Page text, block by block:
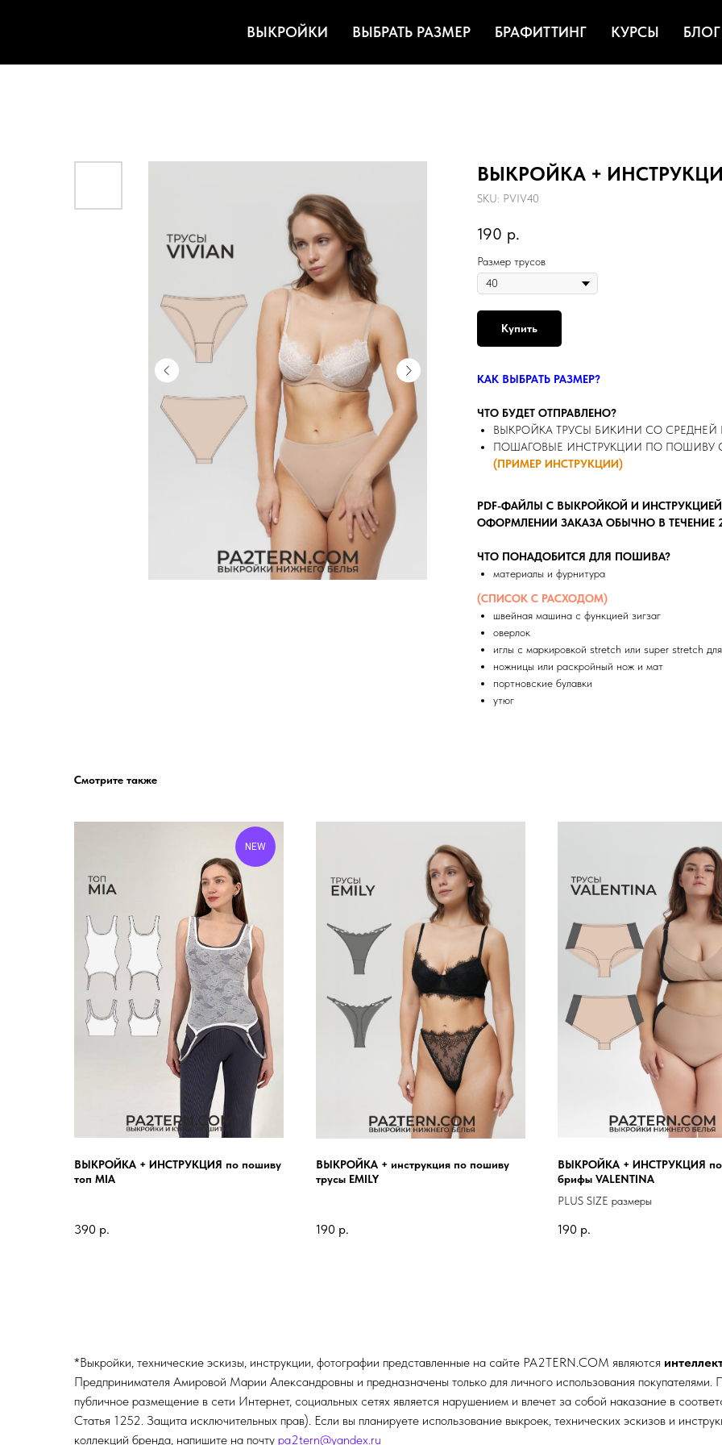
ВЫКРОЙКИ ВЫБРАТЬ РАЗМЕР БРАФИТТИНГ КУРСЫ БЛОГ
ВЫКРОЙКА +
SKU: PVIV40
190 р.
Размер трусов
Купить
КАК ВЫБРАТЬ РАЗМЕР?
ЧТО БУДЕТ ОТПРАВЛЕНО?
ВЫКРОЙКА ТРУСЫ БИКИНИ СО СРЕДНЕЙ
ПОШАГОВЫЕ ИНСТРУКЦИИ ПО ПОШИВУ
(ПРИМЕР ИНСТРУКЦИИ)
PDF-ФАЙЛЫ С ВЫКРОЙКОЙ И
ОФОРМЛЕНИИ ЗАКАЗА ОБЫЧНО В ТЕЧЕНИЕ
ЧТО ПОНАДОБИТСЯ ДЛЯ ПОШИВА?
материалы и фурнитура
(СПИСОК С РАСХОДОМ)
швейная машина с функцией зигзаг
оверлок
иглы с маркировкой stretch или super stretch
ножницы или раскройный нож и мат
портновские булавки
утюг
Смотрите также
NEW
ВЫКРОЙКА + ИНСТРУКЦИЯ по пошиву
топ MIA
390 р.
ВЫКРОЙКА + инструкция по пошиву
трусы EMILY
190 р.
ВЫКРОЙКА + ИНСТРУКЦИЯ по
брифы VALENTINA
PLUS SIZE размеры
190 р.
*Выкройки, технические эскизы, инструкции, фотографии представленные на сайте PA2TERN.COM являются
Предпринимателя Амировой Марии Александровны и предназначены только для личного использования
публичное размещение в сети Интернет, социальных сетях является нарушением и влечет за собой наказание в
Статья 1252. Защита исключительных прав). Если вы планируете использование выкроек, технических эскизов и
коллекций бренда, напишите на почту pa2tern@yandex.ru